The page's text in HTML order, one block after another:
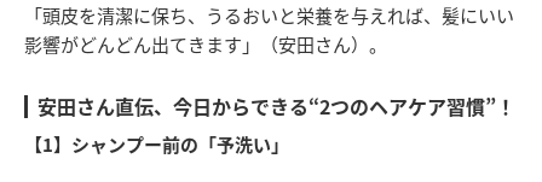
「頭皮を清潔に保ち、うるおいと栄養を与えれば、髪にいい
影響がどんどん出てきます」（安田さん）。
安田さん直伝、今日からできる“2つのヘアケア習慣”！
【1】シャンプー前の「予洗い」